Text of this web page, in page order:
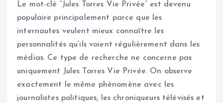
Le mot-clé “Jules Torres Vie Privée” est devenu
populaire principalement parce que les
internautes veulent mieux connaître les
personnalités qu’ils voient régulièrement dans les
médias. Ce type de recherche ne concerne pas
uniquement Jules Torres Vie Privée. On observe
exactement le même phénomène avec les
journalistes politiques, les chroniqueurs télévisés et